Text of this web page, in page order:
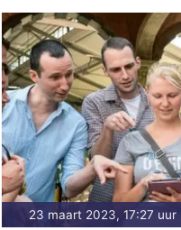
23 maart 2023, 17:27 uur|